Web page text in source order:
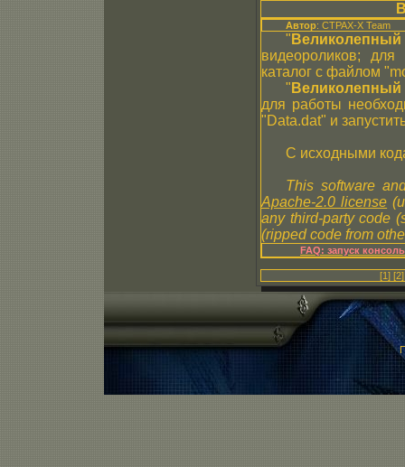
Автор: CTPAX-X Team
"
видеороликов;
каталог с файлом
" Великолепный
для работы
"Data.dat" и
С исходными
This software
Apache-2.0 license
any third-party code
(ripped code from
FAQ: запуск
[1] [2]